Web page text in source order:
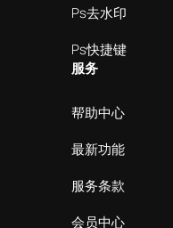
Ps去水印
Ps快捷键
服务
帮助中心
最新功能
服务条款
会员中心